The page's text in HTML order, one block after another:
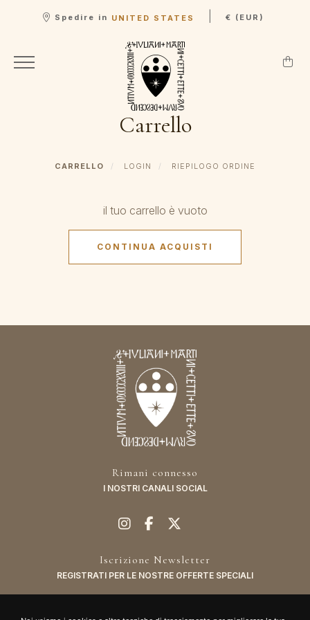
Spedire in UNITED STATES € (EUR)
Carrello
CARRELLO LOGIN RIEPILOGO ORDINE
il tuo carrello è vuoto
CONTINUA ACQUISTI
Rimani connesso
I NOSTRI CANALI SOCIAL
Iscrizione Newsletter
REGISTRATI PER LE NOSTRE OFFERTE SPECIALI